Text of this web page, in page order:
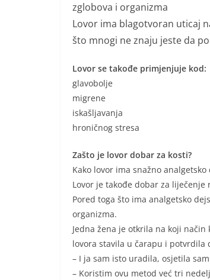
zglobova i organizma
Lovor ima blagotvoran uticaj
što mnogi ne znaju jeste da
Lovor se takođe primjenjuje kod:
glavobolje
migrene
iskašljavanja
hroničnog stresa
Zašto je lovor dobar za kosti?
Kako lovor ima snažno
Lovor je takođe dobar za liječenje
Pored toga što ima analgetsko
organizma.
Jedna žena je otkrila na koji
lovora stavila u čarapu i potvrdila
– I ja sam isto uradila, osjetila
– Koristim ovu metod već tri